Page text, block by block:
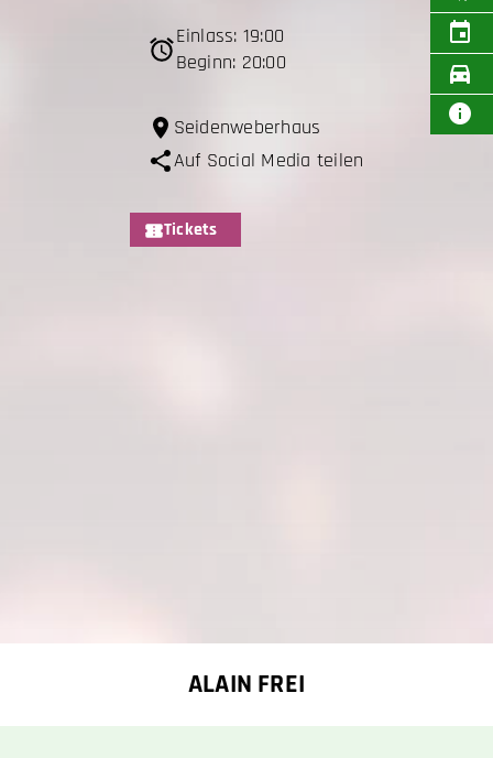
Einlass: 19:00
Beginn: 20:00
Seidenweberhaus
Auf Social Media teilen
Tickets
ALAIN FREI